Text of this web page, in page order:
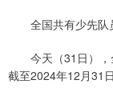
全国共有少先队
今天（31日），
截至2024年12月31